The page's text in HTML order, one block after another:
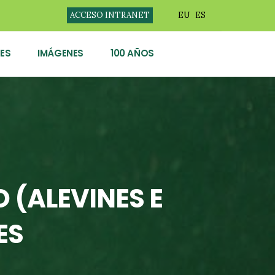
ACCESO INTRANET EU ES
IMÁGENES 100 AÑOS
(ALEVINES E